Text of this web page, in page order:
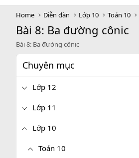
Home Diễn đàn Lớp 10 Toán 10
Bài 8: Ba đường cônic
Bài 8: Ba đường cônic
Chuyên mục
Lớp 12
Lớp 11
Lớp 10
Toán 10